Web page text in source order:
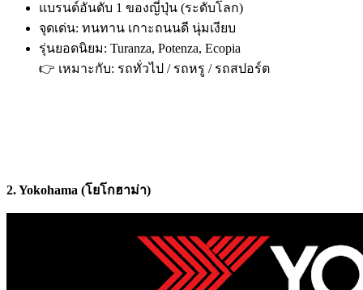
แบรนด์อันดับ 1 ของญี่ปุ่น (ระดับโลก)
จุดเด่น: ทนทาน เกาะถนนดี นุ่มเงียบ
รุ่นยอดนิยม: Turanza, Potenza, Ecopia
👉 เหมาะกับ: รถทั่วไป / รถหรู / รถสปอร์ต
2. Yokohama (โยโกฮาม่า)